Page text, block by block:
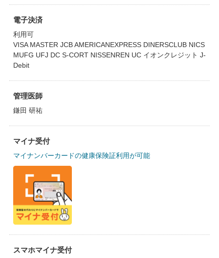
電子決済
利用可
VISA MASTER JCB AMERICANEXPRESS DINERSCLUB NICS
MUFG UFJ DC S-CORT NISSENREN UC イオンクレジット J-
Debit
管理医師
鎌田 研祐
マイナ受付
マイナンバーカードの健康保険証利用が可能
スマホマイナ受付